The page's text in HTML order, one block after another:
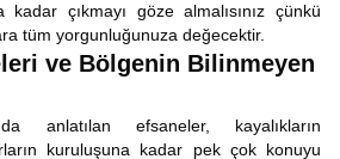
kadar çıkmayı göze almalısınız çünkü
tüm yorgunluğunuza değecektir.
ve Bölgenin Bilinmeyen
anlatılan efsaneler, kayalıkların
kuruluşuna kadar pek çok konuyu